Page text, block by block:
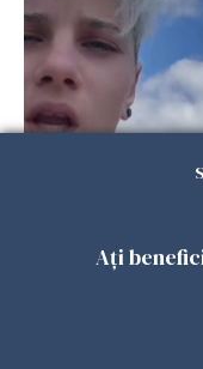
Ce a pățit o
câinele în
Ați